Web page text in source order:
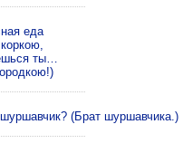
еда
ты…
(Брат шуршавчика.)